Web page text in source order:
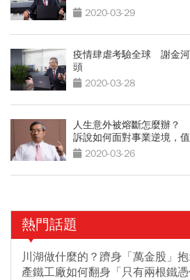
2020-03-29
疫情肆虐考驗全球 謝金
頭
2020-03-28
人生意外被熔斷怎麼辦？
訴說如何面對事業逆境，
2020-03-26
熱門話題
川湖做什麼的？躋身「萬金股」
產鐵工廠如何翻身「只有兩根鐵